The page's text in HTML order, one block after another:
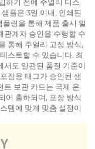
플은 3일 이내, 인쇄된
링을 통해 제품 출시 일
관계자 승인을 수행할 수
통해 주얼리 고정 방식,
스트할 수 있습니다. 최
서도 일관된 품질 기준이
장용 태그가 승인된 샘
트 보관 카드는 국제 운
어 출하되며, 포장 방식
템에 맞게 맞춤 설정이